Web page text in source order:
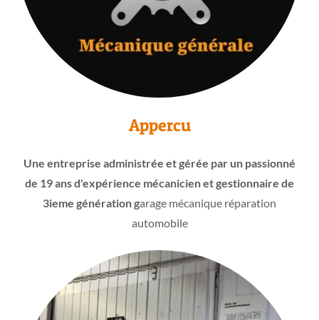
Appercu
Une entreprise administrée et gérée par un passionné
de 19 ans d'expérience mécanicien et gestionnaire de
3ieme génération garage mécanique réparation
automobile